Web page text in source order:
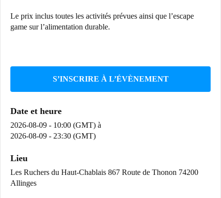
Le prix inclus toutes les activités prévues ainsi que l’escape
game sur l’alimentation durable.
S’INSCRIRE À L’ÉVÈNEMENT
Date et heure
2026-08-09 - 10:00 (GMT) à
2026-08-09 - 23:30 (GMT)
Lieu
Les Ruchers du Haut-Chablais 867 Route de Thonon 74200
Allinges